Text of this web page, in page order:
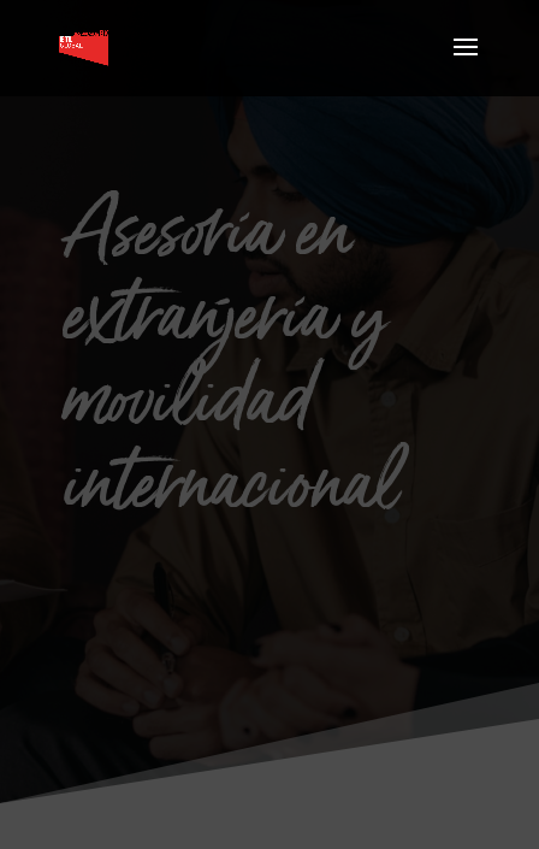
Asesoría en
extranjería y
movilidad
internacional